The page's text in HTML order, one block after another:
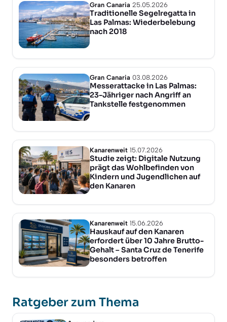
Gran Canaria 25.05.2026
Traditionelle Segelregatta in
Las Palmas: Wiederbelebung
nach 2018
Gran Canaria 03.08.2026
Messerattacke in Las Palmas:
23-Jähriger nach Angriff an
Tankstelle festgenommen
Kanarenweit 15.07.2026
Studie zeigt: Digitale Nutzung
prägt das Wohlbefinden von
Kindern und Jugendlichen auf
den Kanaren
Kanarenweit 15.06.2026
Hauskauf auf den Kanaren
erfordert über 10 Jahre Brutto-
Gehalt – Santa Cruz de Tenerife
besonders betroffen
Ratgeber zum Thema